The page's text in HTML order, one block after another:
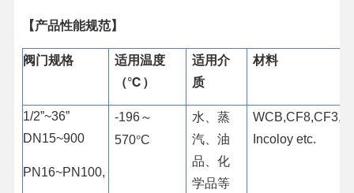
【产品性能规范】
阀门规格
适用温度
（℃）
适用介
质
材料
1/2”~36”
DN15~900
PN16~PN100,
-196～
570°C
水、蒸
汽、油
品、化
学品等
Incoloy etc.